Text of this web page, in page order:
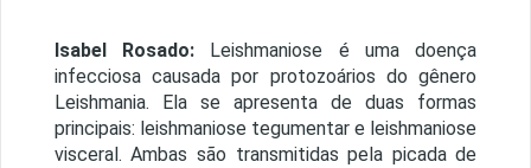
Isabel Rosado:
Leishmaniose é uma doença
infecciosa causada por protozoários do gênero
Leishmania. Ela se apresenta de duas formas
principais: leishmaniose tegumentar e leishmaniose
visceral. Ambas são transmitidas pela picada de